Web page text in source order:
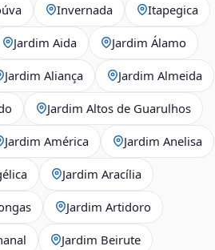
Invernada Itapegica
Jardim Aida Jardim Álamo
Jardim Aliança Jardim Almeida
Jardim Altos de Guarulhos
Jardim América Jardim Anelisa
Jardim Aracília
Jardim Artidoro
Jardim Beirute